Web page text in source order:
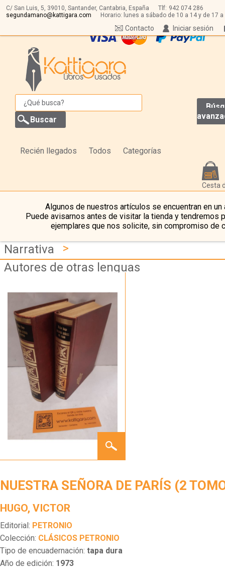
C/ San Luis, 5, 39010, Santander, Cantabria, España Tlf: 942 074 286
segundamano@kattigara.com
Horario: lunes a sábado de 10 a 14 y de 17 a
Iniciar sesión
Contacto
Recién llegados Todos Categorías
Cesta
Algunos de nuestros artículos se encuentran en un
Puede avisarnos antes de visitar la tienda y tendremos
ejemplares que nos solicite, sin compromiso de
Narrativa
>
Autores de otras lenguas
SEÑORA
TOMOS)
NUESTRA SEÑORA DE PARÍS (2
HUGO, VICTOR
Editorial: PETRONIO
Colección: CLÁSICOS PETRONIO
Tipo de encuadernación: tapa dura
Año de edición: 1973